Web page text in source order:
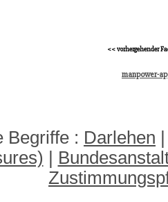
<< vorhergehender
manpower-
Begriffe : Darlehen